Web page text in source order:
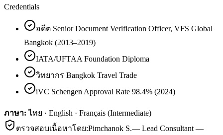
Credentials
อดีต Senior Document Verification Officer, VFS Global
Bangkok (2013–2019)
IATA/UFTAA Foundation Diploma
วิทยากร Bangkok Travel Trade
iVC Schengen Approval Rate 98.4% (2024)
ภาษา: ไทย · English · Français (Intermediate)
ตรวจสอบเนื้อหาโดย:Pimchanok S.— Lead Consultant —